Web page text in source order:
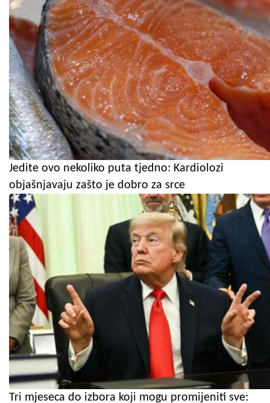
Jedite ovo nekoliko puta tjedno: Kardiolozi
objašnjavaju zašto je dobro za srce
Tri mjeseca do izbora koji mogu promijeniti sve: